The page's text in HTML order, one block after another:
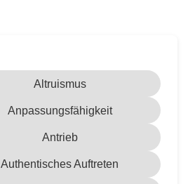
Altruismus
Anpassungsfähigkeit
Antrieb
Authentisches Auftreten